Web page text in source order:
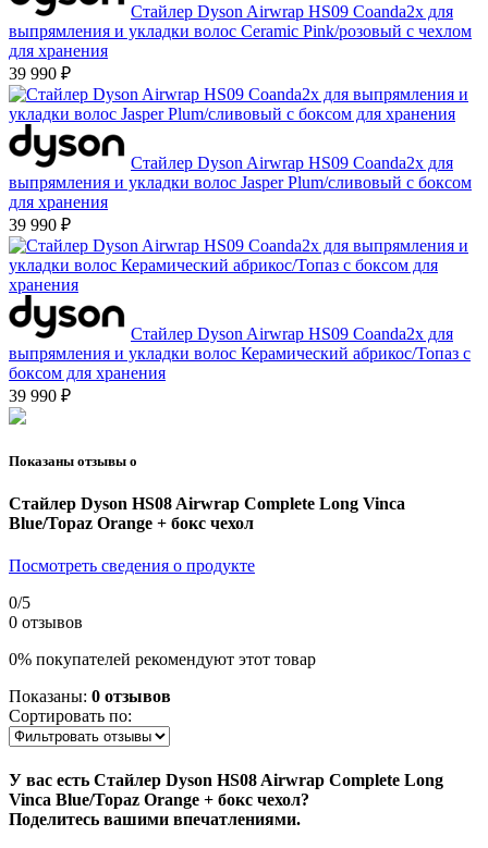
Стайлер Dyson Airwrap HS09 Coanda2x для
выпрямления и укладки волос Ceramic Pink/розовый с чехлом
для хранения
39 990 ₽
Стайлер Dyson Airwrap HS09 Coanda2x для
выпрямления и укладки волос Jasper Plum/сливовый с боксом
для хранения
39 990 ₽
Стайлер Dyson Airwrap HS09 Coanda2x для
выпрямления и укладки волос Керамический абрикос/Топаз с
боксом для хранения
39 990 ₽
Показаны отзывы о
Стайлер Dyson HS08 Airwrap Complete Long Vinca
Blue/Topaz Orange + бокс чехол
Посмотреть сведения о продукте
0/5
0 отзывов
0% покупателей рекомендуют этот товар
Показаны: 0 отзывов
Сортировать по:
У вас есть Стайлер Dyson HS08 Airwrap Complete Long
Vinca Blue/Topaz Orange + бокс чехол?
Поделитесь вашими впечатлениями.